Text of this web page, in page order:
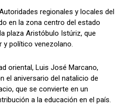
regionales y locales del
en la zona centro del estado
plaza Aristóbulo Istúriz, que
y político venezolano.
oriental, Luis José Marcano,
el aniversario del natalicio de
que se convierte en un
a la educación en el país.